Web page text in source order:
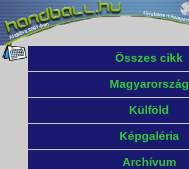
Összes cikk
Magyarország
Külföld
Képgaléria
Archívum